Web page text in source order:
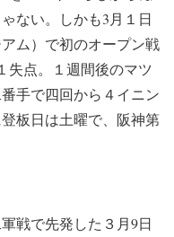
ない。しかも3月１日
ム）で初のオープン戦
失点。１週間後のマツ
手で四回から４イニン
板日は土曜で、阪神第
戦で先発した３月9日